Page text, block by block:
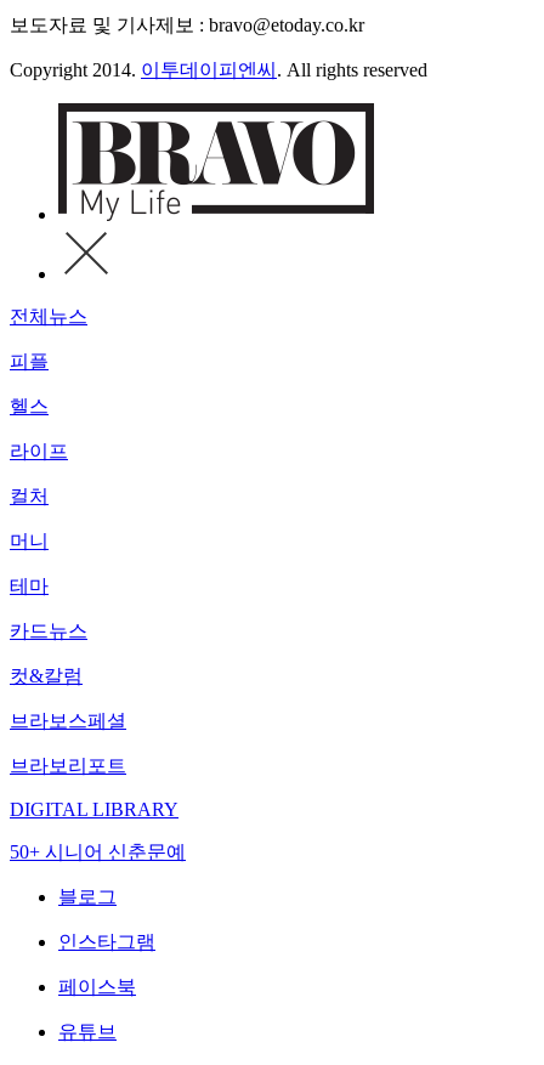
보도자료 및 기사제보 : bravo@etoday.co.kr
Copyright 2014. 이투데이피엔씨 . All rights reserved
전체뉴스
피플
헬스
라이프
컬처
머니
테마
카드뉴스
컷&칼럼
브라보스페셜
브라보리포트
DIGITAL LIBRARY
50+ 시니어 신춘문예
블로그
인스타그램
페이스북
유튜브